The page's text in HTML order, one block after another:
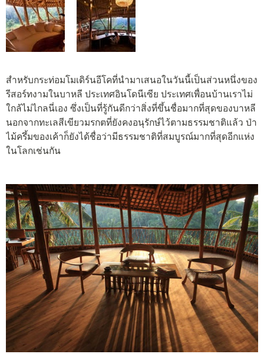
สำหรับกระท่อมโมเดิร์นอีโคที่นำมาเสนอในวันนี้เป็นส่วนหนึ่งของ
รีสอร์ทงามในบาหลี ประเทศอินโดนีเซีย ประเทศเพื่อนบ้านเราไม่
ใกล้ไม่ไกลนี่เอง ซึ่งเป็นที่รู้กันดีกว่าสิ่งที่ขึ้นชื่อมากที่สุดของบาหลี
นอกจากทะเลสีเขียวมรกตที่ยังคงอนุรักษ์ไว้ตามธรรมชาติแล้ว ป่า
ไม้ครึ้มของเค้าก็ยังได้ชื่อว่ามีธรรมชาติที่สมบูรณ์มากที่สุดอีกแห่ง
ในโลกเช่นกัน